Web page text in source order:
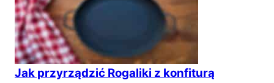
Jak przyrządzić Rogaliki z konfiturą